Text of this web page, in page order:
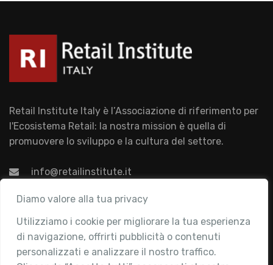
Diamo valore alla tua privacy
Utilizziamo i cookie per migliorare la tua esperienza
di navigazione, offrirti pubblicità o contenuti
personalizzati e analizzare il nostro traffico.
Retail Institute Italy è l’Associazione di riferimento per
l'Ecosistema Retail: la nostra mission è quella di
promuovere lo sviluppo e la cultura del settore.
info@retailinstitute.it
Associazione
Chi siamo
Attività
Contatti